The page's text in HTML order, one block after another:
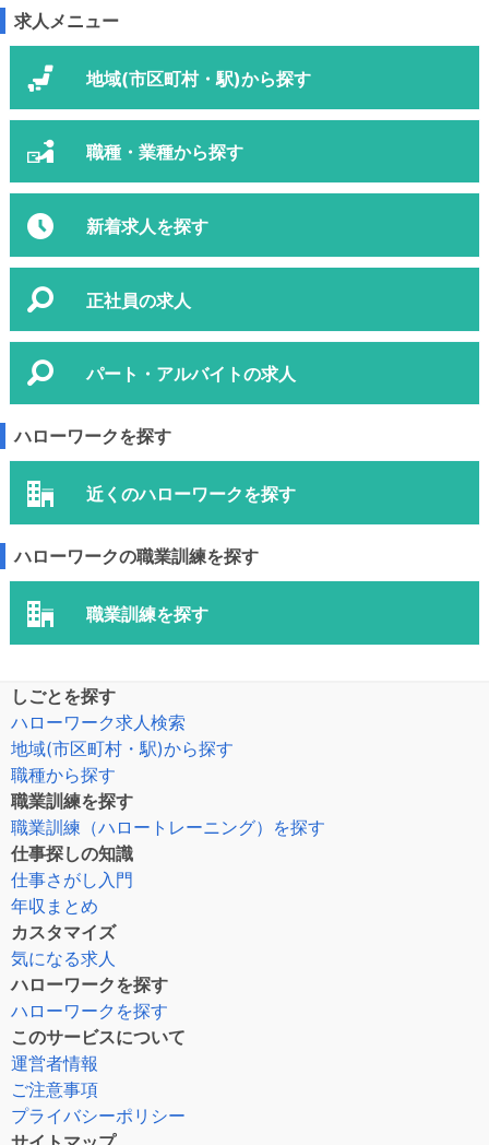
求人メニュー
地域(市区町村・駅)から探す
職種・業種から探す
新着求人を探す
正社員の求人
パート・アルバイトの求人
ハローワークを探す
近くのハローワークを探す
ハローワークの職業訓練を探す
職業訓練を探す
しごとを探す
ハローワーク求人検索
地域(市区町村・駅)から探す
職種から探す
職業訓練を探す
職業訓練（ハロートレーニング）を探す
仕事探しの知識
仕事さがし入門
年収まとめ
カスタマイズ
気になる求人
ハローワークを探す
ハローワークを探す
このサービスについて
運営者情報
ご注意事項
プライバシーポリシー